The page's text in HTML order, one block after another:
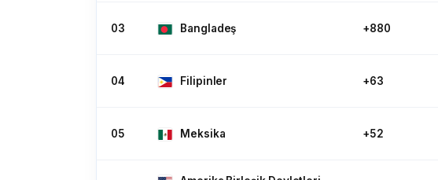
Kenya Kuveyt
03 Bangladeş +880
04 Filipinler +63
05 Meksika +52